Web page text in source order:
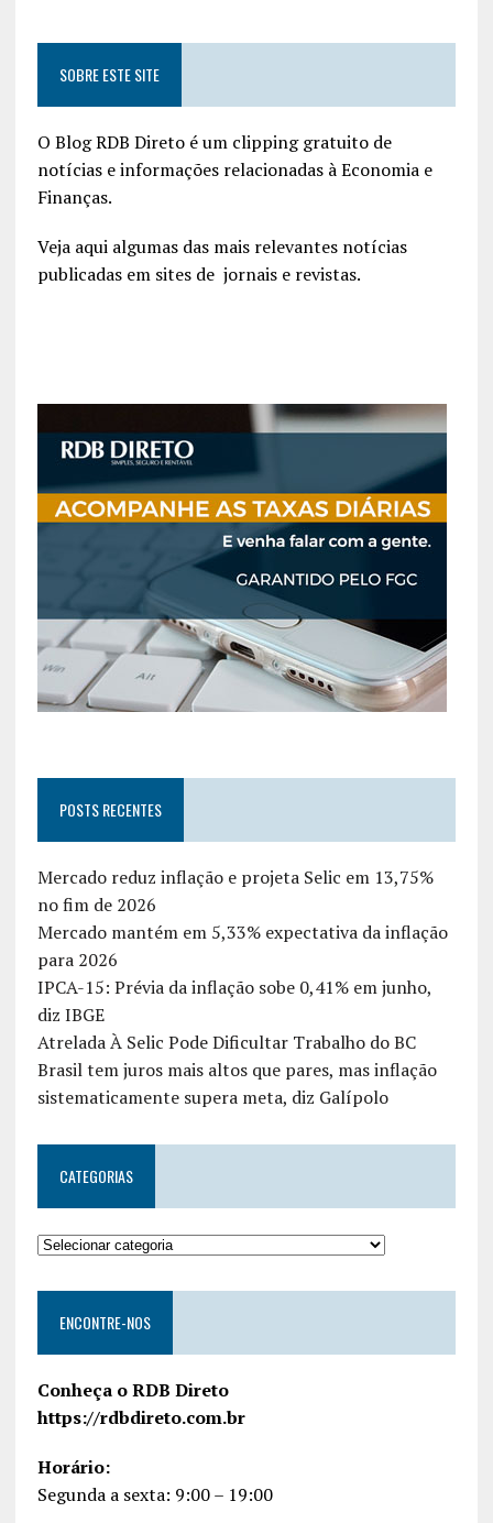
SOBRE ESTE SITE
O Blog RDB Direto é um clipping gratuito de
notícias e informações relacionadas à Economia e
Finanças.
Veja aqui algumas das mais relevantes notícias
publicadas em sites de jornais e revistas.
POSTS RECENTES
Mercado reduz inflação e projeta Selic em 13,75%
no fim de 2026
Mercado mantém em 5,33% expectativa da inflação
para 2026
IPCA-15: Prévia da inflação sobe 0,41% em junho,
diz IBGE
Atrelada À Selic Pode Dificultar Trabalho do BC
Brasil tem juros mais altos que pares, mas inflação
sistematicamente supera meta, diz Galípolo
CATEGORIAS
ENCONTRE-NOS
Conheça o RDB Direto
https://rdbdireto.com.br
Horário:
Segunda a sexta: 9:00 – 19:00